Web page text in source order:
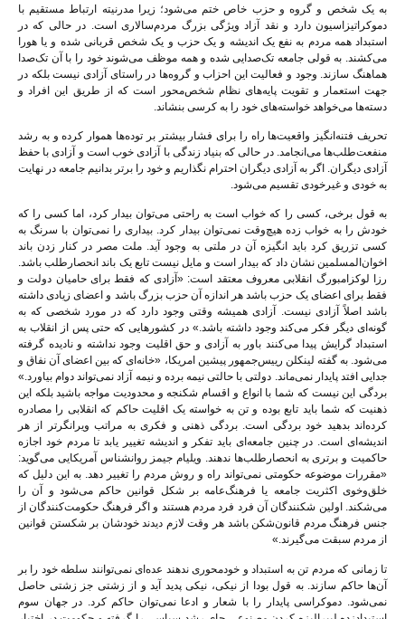
به یک شخص و گروه و حزب خاص ختم می‌شود؛ زیرا مدرنیته ارتباط مستقیم با
دموکراتیزاسیون دارد و نقد آزاد ویژگی بزرگ مردم‌سالاری است. در حالی که در
استبداد همه مردم به نفع یک اندیشه و یک حزب و یک شخص قربانی شده و یا هورا
می‌کشند. به قولی جامعه تک‌صدایی شده و همه موظف می‌شوند خود را با آن تک‌صدا
هماهنگ سازند. وجود و فعالیت این احزاب و گروه‌ها در راستای آزادی نیست بلکه در
جهت استعمار و تقویت پایه‌های نظام شخص‌محور است که از طریق این افراد و
دسته‌ها می‌خواهد خواسته‌های خود را به کرسی بنشاند.
تحریف فتنه‌انگیز واقعیت‌ها راه را برای فشار بیشتر بر توده‌ها هموار کرده و به رشد
منفعت‌طلب‌ها می‌انجامد. در حالی که بنیاد زندگی با آزادی خوب است و آزادی با حفظ
آزادی دیگران. اگر به آزادی دیگران احترام نگذاریم و خود را برتر بدانیم جامعه در نهایت
به خودی و غیرخودی تقسیم می‌شود.
به قول برخی، کسی را که خواب است به راحتی می‌توان بیدار کرد، اما کسی را که
خودش را به خواب زده هیچ‌وقت نمی‌توان بیدار کرد. بیداری را نمی‌توان با سرنگ به
کسی تزریق کرد باید انگیزه آن در ملتی به وجود آید. ملت مصر در کنار زدن باند
اخوان‌المسلمین نشان داد که بیدار است و مایل نیست تابع یک باند انحصارطلب باشد.
رزا لوکزامبورگ انقلابی معروف معتقد است: «آزادی که فقط برای حامیان دولت و
فقط برای اعضای یک حزب باشد هر اندازه آن حزب بزرگ باشد و اعضای زیادی داشته
باشد اصلاً آزادی نیست. آزادی همیشه وقتی وجود دارد که در مورد شخصی که به
گونه‌ای دیگر فکر می‌کند وجود داشته باشد.» در کشورهایی که حتی پس از انقلاب به
استبداد گرایش پیدا می‌کنند باور به آزادی و حق اقلیت وجود نداشته و نادیده گرفته
می‌شود. به گفته لینکلن رییس‌جمهور پیشین امریکا، «خانه‌ای که بین اعضای آن نفاق و
جدایی افتد پایدار نمی‌ماند. دولتی با حالتی نیمه برده و نیمه آزاد نمی‌تواند دوام بیاورد.»
بردگی این نیست که شما با انواع و اقسام شکنجه و محدودیت مواجه باشید بلکه این
ذهنیت که شما باید تابع بوده و تن به خواسته یک اقلیت حاکم که انقلابی را مصادره
کرده‌اند بدهید خود بردگی است. بردگی ذهنی و فکری به مراتب ویرانگرتر از هر
اندیشه‌ای است. در چنین جامعه‌ای باید تفکر و اندیشه تغییر یابد تا مردم خود اجازه
حاکمیت و برتری به انحصارطلب‌ها ندهند. ویلیام جیمز روانشناس آمریکایی می‌گوید:
«مقررات موضوعه حکومتی نمی‌تواند راه و روش مردم را تغییر دهد. به این دلیل که
خلق‌وخوی اکثریت جامعه یا فرهنگ‌عامه بر شکل قوانین حاکم می‌شود و آن را
می‌شکند. اولین شکنندگان آن فرد فرد مردم هستند و اگر فرهنگ حکومت‌کنندگان از
جنس فرهنگ مردم قانون‌شکن باشد هر وقت لازم دیدند خودشان بر شکستن قوانین
از مردم سبقت می‌گیرند.»
تا زمانی که مردم تن به استبداد و خودمحوری ندهند عده‌ای نمی‌توانند سلطه خود را بر
آن‌ها حاکم سازند. به قول بودا از نیکی، نیکی پدید آید و از زشتی جز زشتی حاصل
نمی‌شود. دموکراسی پایدار را با شعار و ادعا نمی‌توان حاکم کرد. در جهان سوم